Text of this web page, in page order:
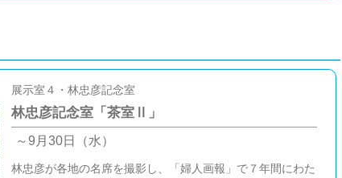
展示室４・林忠彦記念室
林忠彦記念室「茶室Ⅱ」
～9月30日（水）
林忠彦が各地の名席を撮影し、「婦人画報」で７年間にわた